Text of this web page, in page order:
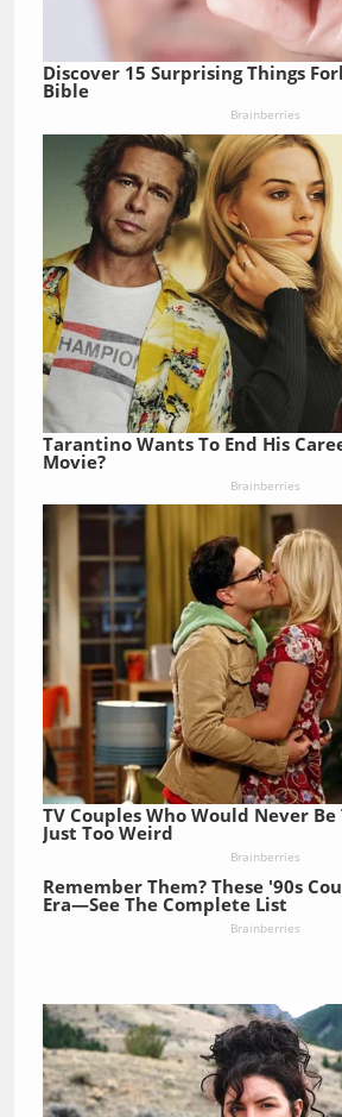
Discover 15 Surprising Things
Bible
Brainberries
Tarantino Wants To End His
Movie?
Brainberries
TV Couples Who Would Never
Just Too Weird
Brainberries
Remember Them? These '90s
Era—See The Complete List
Brainberries